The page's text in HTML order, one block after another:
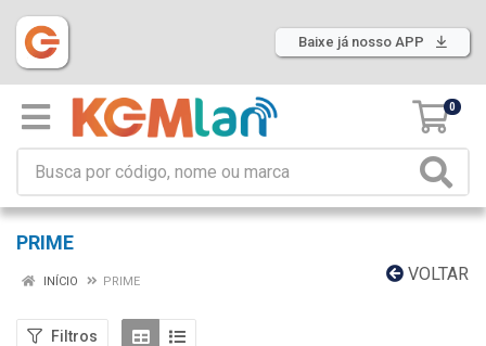
Baixe já nosso APP
0
PRIME
VOLTAR
INÍCIO PRIME
Filtros